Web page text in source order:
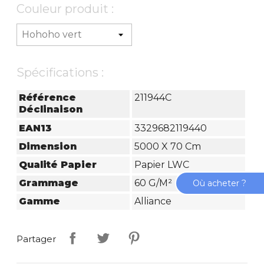
Couleur produit :
Spécifications :
Référence
Déclinaison
211944C
EAN13
3329682119440
Dimension
5000 X 70 Cm
Qualité Papier
Papier LWC
Grammage
60 G/m²
Gamme
Alliance
Partager
Où acheter ?